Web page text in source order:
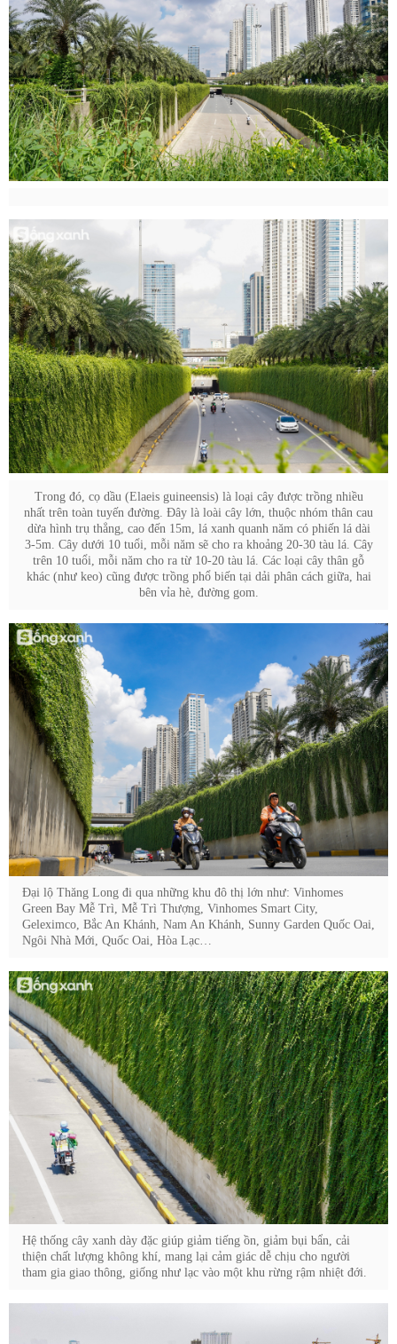
Trong đó, cọ dầu (Elaeis guineensis) là loại cây được trồng nhiều
nhất trên toàn tuyến đường. Đây là loài cây lớn, thuộc nhóm thân cau
dừa hình trụ thẳng, cao đến 15m, lá xanh quanh năm có phiến lá dài
3-5m. Cây dưới 10 tuổi, mỗi năm sẽ cho ra khoảng 20-30 tàu lá. Cây
trên 10 tuổi, mỗi năm cho ra từ 10-20 tàu lá. Các loại cây thân gỗ
khác (như keo) cũng được trồng phổ biến tại dải phân cách giữa, hai
bên vỉa hè, đường gom.
Đại lộ Thăng Long đi qua những khu đô thị lớn như: Vinhomes
Green Bay Mễ Trì, Mễ Trì Thượng, Vinhomes Smart City,
Geleximco, Bắc An Khánh, Nam An Khánh, Sunny Garden Quốc Oai,
Ngôi Nhà Mới, Quốc Oai, Hòa Lạc…
Hệ thống cây xanh dày đặc giúp giảm tiếng ồn, giảm bụi bẩn, cải
thiện chất lượng không khí, mang lại cảm giác dễ chịu cho người
tham gia giao thông, giống như lạc vào một khu rừng rậm nhiệt đới.